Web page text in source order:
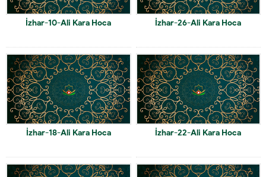
İzhar-10-Ali Kara Hoca İzhar-26-Ali Kara Hoca
İzhar-18-Ali Kara Hoca İzhar-22-Ali Kara Hoca